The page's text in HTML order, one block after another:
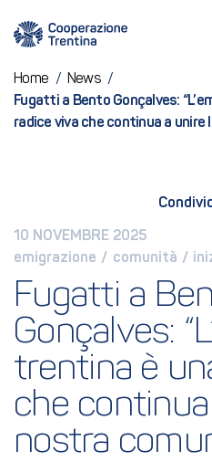
Home / News /
Fugatti a Bento Gonçalves:
radice viva che continua a unire
10 NOVEMBRE 2025
emigrazione / comunità /
Fugatti a
Gonçalves:
trentina è
che
nostra